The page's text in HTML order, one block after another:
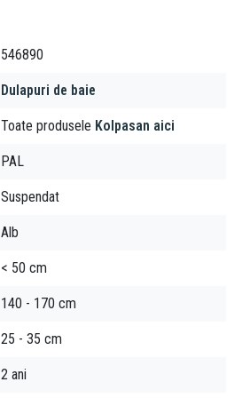
546890
Dulapuri de baie
Toate produsele Kolpasan aici
PAL
Suspendat
Alb
< 50 cm
140 - 170 cm
25 - 35 cm
2 ani